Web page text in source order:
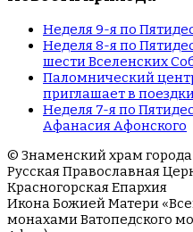
Неделя 9-я по
Неделя 8-я по
шести Вселенских
Паломнический
приглашает в
Неделя 7-я по
Афанасия Афонского
© Знаменский храм города
Русская Православная
Красногорская Епархия
Икона Божией Матери
монахами Ватопедского